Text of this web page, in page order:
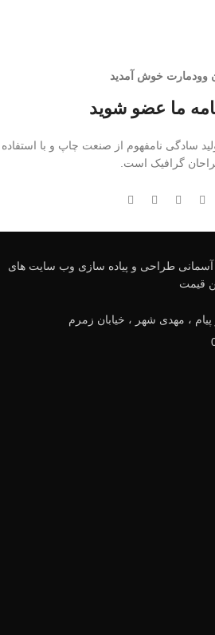
وودمارت خوش آمدید
ما عضو شوید
سادگی نامفهوم از صنعت چاپ و با استفاده
گرافیک است.
آسمانی طراحی و پیاده سازی وب سایت های
قیمت
پیام ، مهدی شهر ، خیابان زمرم